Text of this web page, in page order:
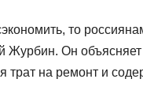
то
Журбин. Он
трат на ремонт и